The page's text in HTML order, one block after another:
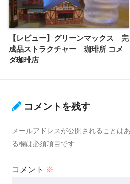
【レビュー】グリーンマックス 完
成品ストラクチャー 珈琲所 コメ
ダ珈琲店
コメントを残す
メールアドレスが公開されることはあ
る欄は必須項目です
コメント ※